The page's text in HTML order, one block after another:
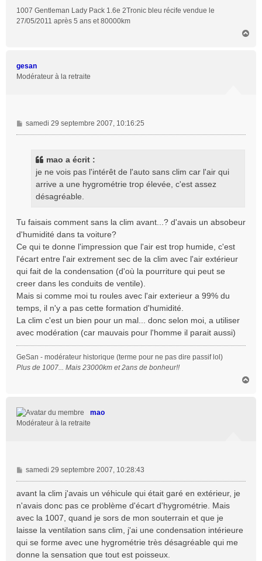
1007 Gentleman Lady Pack 1.6e 2Tronic bleu récife vendue le
27/05/2011 après 5 ans et 80000km
gesan
Modérateur à la retraite
M
e
samedi 29 septembre 2007, 10:16:25
mao a écrit :
je ne vois pas l'intérêt de l'auto sans clim car l'air qui
arrive a une hygrométrie trop élevée, c'est assez
désagréable.
Tu faisais comment sans la clim avant...? d'avais un absobeur
d'humidité dans ta voiture?
Ce qui te donne l'impression que l'air est trop humide, c'est
l'écart entre l'air extrement sec de la clim avec l'air extérieur
qui fait de la condensation (d'où la pourriture qui peut se
creer dans les conduits de ventile).
Mais si comme moi tu roules avec l'air exterieur a 99% du
temps, il n'y a pas cette formation d'humidité.
La clim c'est un bien pour un mal... donc selon moi, a utiliser
avec modération (car mauvais pour l'homme il parait aussi)
GeSan - modérateur historique (terme pour ne pas dire passif lol)
Plus de 1007... Mais 23000km et 2ans de bonheur!!
mao
Modérateur à la retraite
M
e
s
a
g
e
samedi 29 septembre 2007, 10:28:43
avant la clim j'avais un véhicule qui était garé en extérieur, je
n'avais donc pas ce problème d'écart d'hygrométrie. Mais
avec la 1007, quand je sors de mon souterrain et que je
laisse la ventilation sans clim, j'ai une condensation intérieure
qui se forme avec une hygrométrie très désagréable qui me
donne la sensation que tout est poisseux.